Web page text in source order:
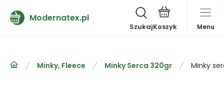
Modernatex.pl
Szukaj Menu
Minky, Fleece Minky Serca 320gr Minky